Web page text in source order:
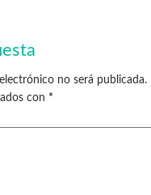
no será publicada.
con *